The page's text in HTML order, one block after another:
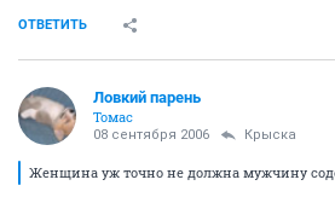
ОТВЕТИТЬ
Ловкий парень
Томас
08 сентября 2006 Крыска
Женщина уж точно не должна мужчину